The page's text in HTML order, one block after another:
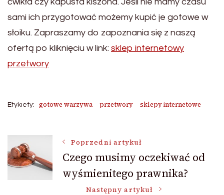
sami ich przygotować możemy kupić je gotowe w
słoiku. Zapraszamy do zapoznania się z naszą
ofertą po kliknięciu w link: sklep internetowy
przetwory
Etykiety: gotowe warzywa przetwory sklepy internetowe
Nawigacja
wpisu
Poprzedni artykuł
Czego musimy oczekiwać od
wyśmienitego prawnika?
Następny artykuł